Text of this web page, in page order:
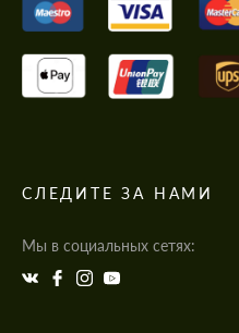
СЛЕДИТЕ ЗА НАМИ
Мы в социальных сетях: